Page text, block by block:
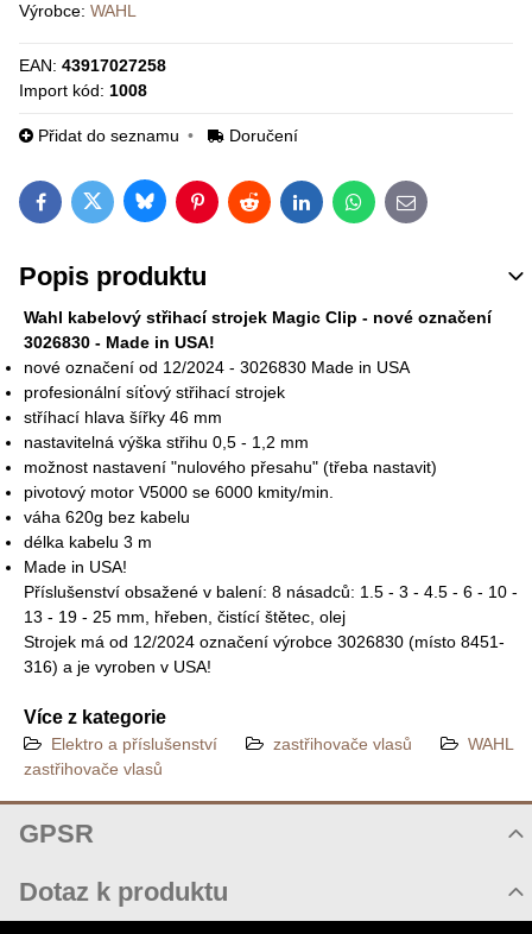
Výrobce: WAHL
EAN: 43917027258
Import kód: 1008
Přidat do seznamu Doručení
FacebookTwitterBlueskyPinterestRedditLinkedInWhatsApp
E-mail
Popis produktu
Wahl kabelový střihací strojek Magic Clip - nové označení
3026830 - Made in USA!
nové označení od 12/2024 - 3026830 Made in USA
profesionální síťový střihací strojek
stříhací hlava šířky 46 mm
nastavitelná výška střihu 0,5 - 1,2 mm
možnost nastavení "nulového přesahu" (třeba nastavit)
pivotový motor V5000 se 6000 kmity/min.
váha 620g bez kabelu
délka kabelu 3 m
Made in USA!
Příslušenství obsažené v balení: 8 násadců: 1.5 - 3 - 4.5 - 6 - 10 -
13 - 19 - 25 mm, hřeben, čistící štětec, olej
Strojek má od 12/2024 označení výrobce 3026830 (místo 8451-
316) a je vyroben v USA!
Více z kategorie
Elektro a příslušenství zastřihovače vlasů
WAHL
zastřihovače vlasů
GPSR
bezpečnost dodržujte následující doporučení - pro použitím
zařízení si přečtěte všechna upozornění:
Dotaz k produktu